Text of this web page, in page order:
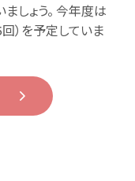
しょう。 今年度は
）を予定していま